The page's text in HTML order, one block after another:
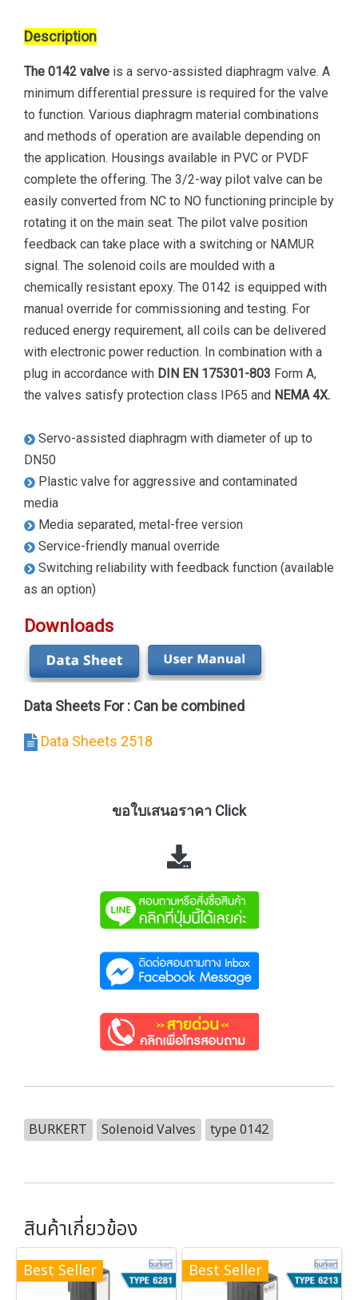
Description
The 0142 valve is a servo-assisted diaphragm valve. A
minimum differential pressure is required for the valve
to function. Various diaphragm material combinations
and methods of operation are available depending on
the application. Housings available in PVC or PVDF
complete the offering. The 3/2-way pilot valve can be
easily converted from NC to NO functioning principle by
rotating it on the main seat. The pilot valve position
feedback can take place with a switching or NAMUR
signal. The solenoid coils are moulded with a
chemically resistant epoxy. The 0142 is equipped with
manual override for commissioning and testing. For
reduced energy requirement, all coils can be delivered
with electronic power reduction. In combination with a
plug in accordance with DIN EN 175301-803 Form A,
the valves satisfy protection class IP65 and NEMA 4X.
Servo-assisted diaphragm with diameter of up to
DN50
Plastic valve for aggressive and contaminated
media
Media separated, metal-free version
Service-friendly manual override
Switching reliability with feedback function (available
as an option)
Downloads
Data Sheets For : Can be combined
Data Sheets 2518
ขอใบเสนอราคา Click
BURKERT Solenoid Valves type 0142
สินค้าเกี่ยวข้อง
Best Seller Best Seller